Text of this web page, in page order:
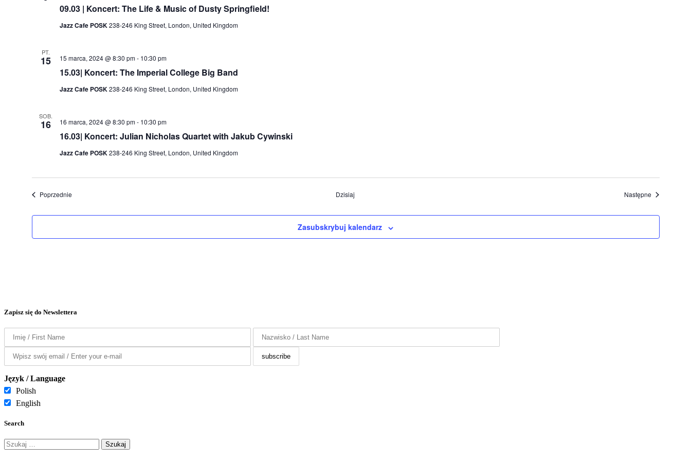
09.03 | Koncert: The Life & Music of Dusty Springfield!
Jazz Cafe POSK238-246 King Street, London, United Kingdom
PT.
15
15.03| Koncert: The Imperial College Big Band
15 marca, 2024 @ 8:30 pm- 10:30 pm
Jazz Cafe POSK238-246 King Street, London, United Kingdom
SOB.
16
16.03| Koncert: Julian Nicholas Quartet with Jakub Cywinski
16 marca, 2024 @ 8:30 pm- 10:30 pm
Jazz Cafe POSK238-246 King Street, London, United Kingdom
PoprzednieWydarzenia Dzisiaj Następne Wydarzenia
Zasubskrybuj kalendarz
Zapisz się do Newslettera
Język / Language
Polish
English
Search
Szukaj: